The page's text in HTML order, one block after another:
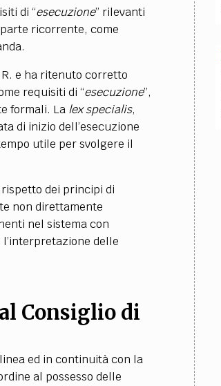
di “esecuzione” rilevanti
ricorrente, come
e ha ritenuto corretto
requisiti di “esecuzione”,
formali. La lex specialis,
di inizio dell’esecuzione
utile per svolgere il
dei principi di
non direttamente
nel sistema con
delle
Consiglio di
ed in continuità con la
al possesso delle